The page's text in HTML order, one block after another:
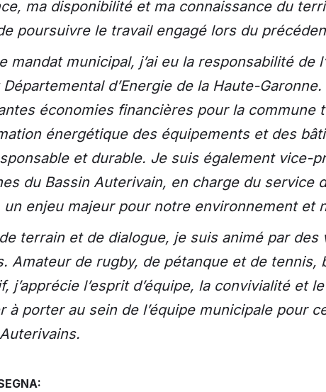
ma disponibilité et ma connaissance du
poursuivre le travail engagé lors du
mandat municipal, j’ai eu la responsabilité de
Départemental d’Energie de la Haute-
économies financières pour la
énergétique des équipements et des
et durable. Je suis également vice-
du Bassin Auterivain, en charge du service
un enjeu majeur pour notre environnement et
terrain et de dialogue, je suis animé par
Amateur de rugby, de pétanque et de tennis,
j’apprécie l’esprit d’équipe, la convivialité et
à porter au sein de l’équipe municipale pour